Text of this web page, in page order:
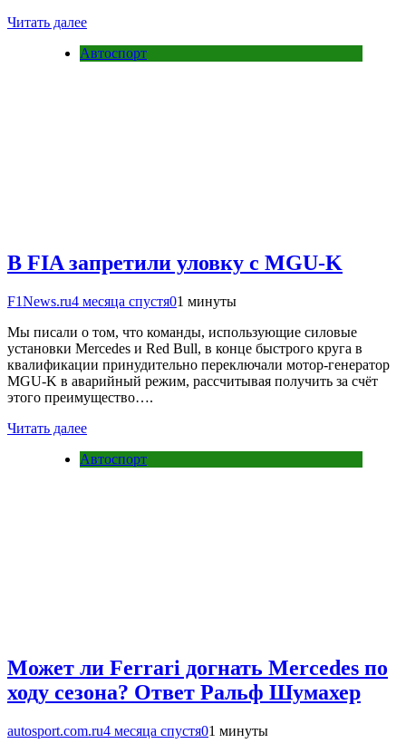
Читать далее
Автоспорт
В FIA запретили уловку с MGU-K
F1News.ru4 месяца спустя01 минуты
Мы писали о том, что команды, использующие силовые
установки Mercedes и Red Bull, в конце быстрого круга в
квалификации принудительно переключали мотор-генератор
MGU-K в аварийный режим, рассчитывая получить за счёт
этого преимущество….
Читать далее
Автоспорт
Может ли Ferrari догнать Mercedes по
ходу сезона? Ответ Ральф Шумахер
autosport.com.ru4 месяца спустя01 минуты